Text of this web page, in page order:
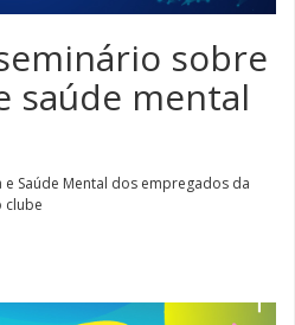
sobre
saúde mental
e Saúde Mental dos empregados da
clube